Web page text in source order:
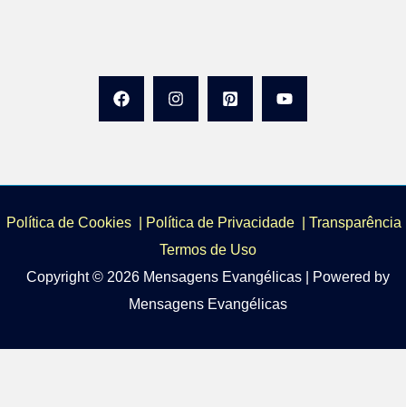
Política de Cookies | Política de Privacidade | Transparência
Termos de Uso
Copyright © 2026 Mensagens Evangélicas | Powered by
Mensagens Evangélicas